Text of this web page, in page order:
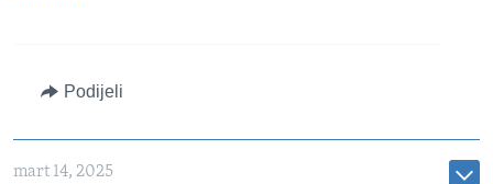
Podijeli
mart 14, 2025